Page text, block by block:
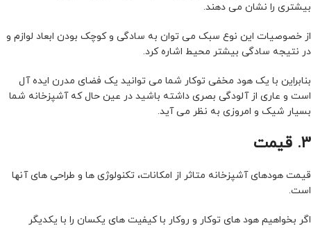
بیشتری را نشان می دهند.
از خصوصیات این نوع سبک می توان به سادگی و کوچک بودن ابعاد لوازم و
در نتیجه سادگی بیشتر محیط اشاره کرد.
بنابراین با یک هود مخفی توکار شما می توانید یک فضای مدرن ایده آل
است و عاری از آلودگی بصری داشته باشید در عین حال که آشپزخانه شما
بسیار شیک و امروزی به نظر می آید.
3. قیمت
قیمت هودهای آشپزخانه متاثر از امکانات، تکنولوژی ها و طراحی های آنها
است.
اگر بخواهیم هود های توکار و روکار با کیفیت های یکسان را با یکدیگر